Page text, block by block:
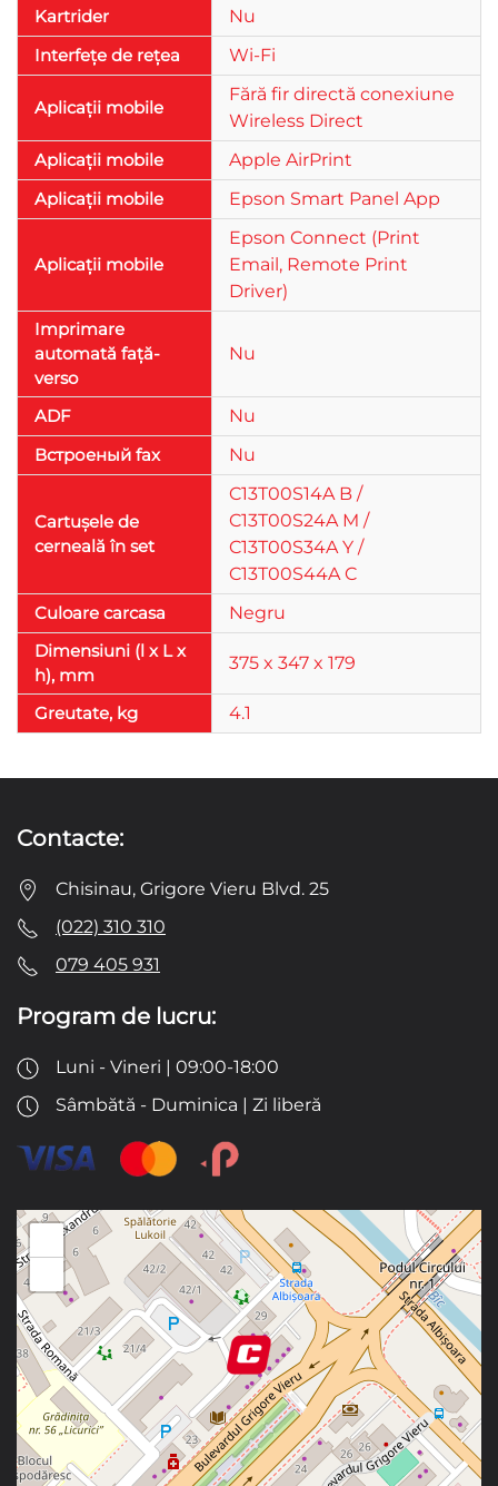
Kartrider
Nu
Interfețe de rețea
Wi-Fi
Aplicații mobile
Fără fir directă conexiune
Wireless Direct
Aplicații mobile
Apple AirPrint
Aplicații mobile
Epson Smart Panel App
Aplicații mobile
Epson Connect (Print
Email, Remote Print
Driver)
Imprimare
automată față-
verso
Nu
ADF
Nu
Встроеный fax
Nu
Cartușele de
cerneală în set
C13T00S14A B /
C13T00S24A M /
C13T00S34A Y /
C13T00S44A C
Culoare carcasa
Negru
Dimensiuni (l x L x
h), mm
375 x 347 x 179
Greutate, kg 4.1
Contacte:
Chisinau, Grigore Vieru Blvd. 25
(022) 310 310
079 405 931
Program de lucru:
Luni - Vineri | 09:00-18:00
Sâmbătă - Duminica | Zi liberă